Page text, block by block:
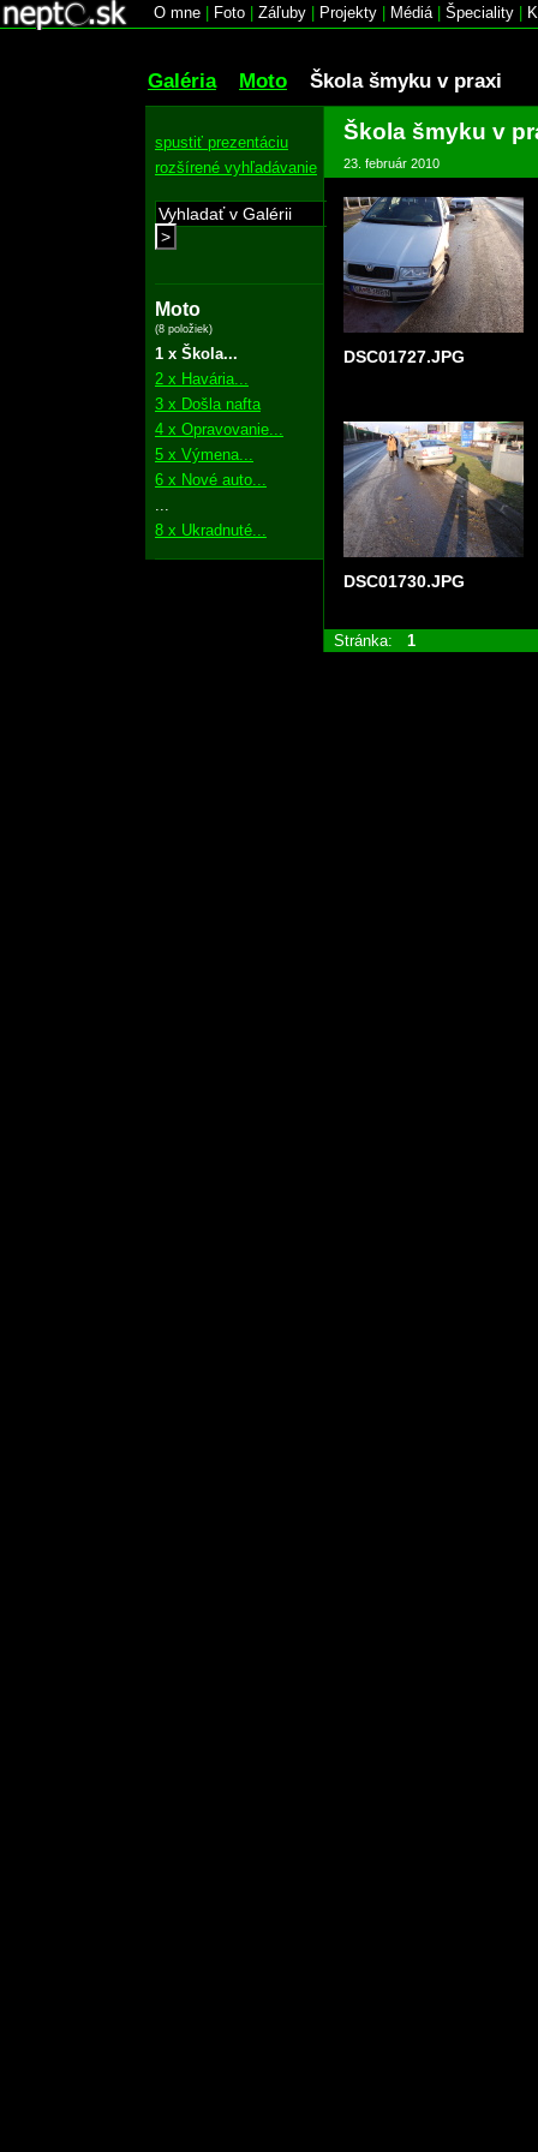
O mne Foto Záľuby Projekty Médiá| Špeciality
Galéria Moto Škola šmyku v praxi
spustiť prezentáciu
rozšírené vyhľadávanie
>
Moto
(8 položiek)
1 x Škola...
2 x Havária...
3 x Došla nafta
4 x Opravovanie...
5 x Výmena...
6 x Nové auto...
8 x Ukradnuté...
Škola šmyku v
23. február 2010
DSC01727.JPG
DSC01730.JPG
Stránka: 1